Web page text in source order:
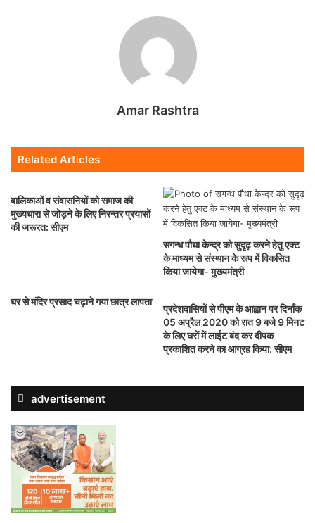
Amar Rashtra
Related Articles
बालिकाओं व संवासनियों को समाज की
मुख्यधारा से जोड़ने के लिए निरन्तर प्रयासों
की जरूरत: सीएम
सगन्ध पौधा केन्द्र को सुदृढ़ करने हेतु एक्ट
के माध्यम से संस्थान के रूप में विकसित
किया जायेगा- मुख्यमंत्री
घर से मंदिर प्रसाद चढ़ाने गया छात्र लापता
प्रदेशवासियों से पीएम के आह्वान पर दिनाँक
05 अप्रैल 2020 को रात 9 बजे 9 मिनट
के लिए घरों में लाईट बंद कर दीपक
प्रकाशित करने का आग्रह किया: सीएम
advertisement